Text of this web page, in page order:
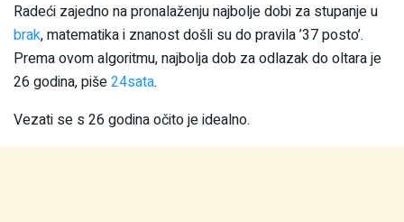
Radeći zajedno na pronalaženju najbolje dobi za stupanje u
brak, matematika i znanost došli su do pravila ’37 posto’.
Prema ovom algoritmu, najbolja dob za odlazak do oltara je
26 godina, piše24sata.
Vezati se s 26 godina očito je idealno.